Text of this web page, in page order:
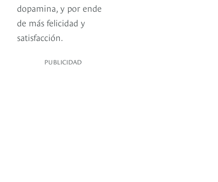
dopamina, y por ende
de más felicidad y
satisfacción.
PUBLICIDAD